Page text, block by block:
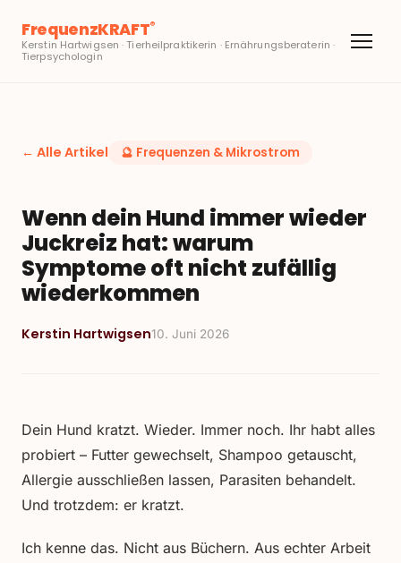
FrequenzKRAFT®
Kerstin Hartwigsen · Tierheilpraktikerin · Ernährungsberaterin ·
Tierpsychologin
← Alle Artikel 🔮 Frequenzen & Mikrostrom
Wenn dein Hund immer wieder
Juckreiz hat: warum
Symptome oft nicht zufällig
wiederkommen
Kerstin Hartwigsen10. Juni 2026
Dein Hund kratzt. Wieder. Immer noch. Ihr habt alles
probiert – Futter gewechselt, Shampoo getauscht,
Allergie ausschließen lassen, Parasiten behandelt.
Und trotzdem: er kratzt.
Ich kenne das. Nicht aus Büchern. Aus echter Arbeit